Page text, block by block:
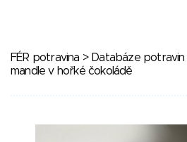
FÉR potravina > Databáze potravin
mandle v hořké čokoládě